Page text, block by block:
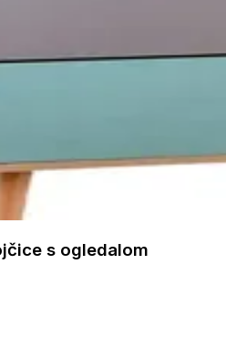
s ogledalom